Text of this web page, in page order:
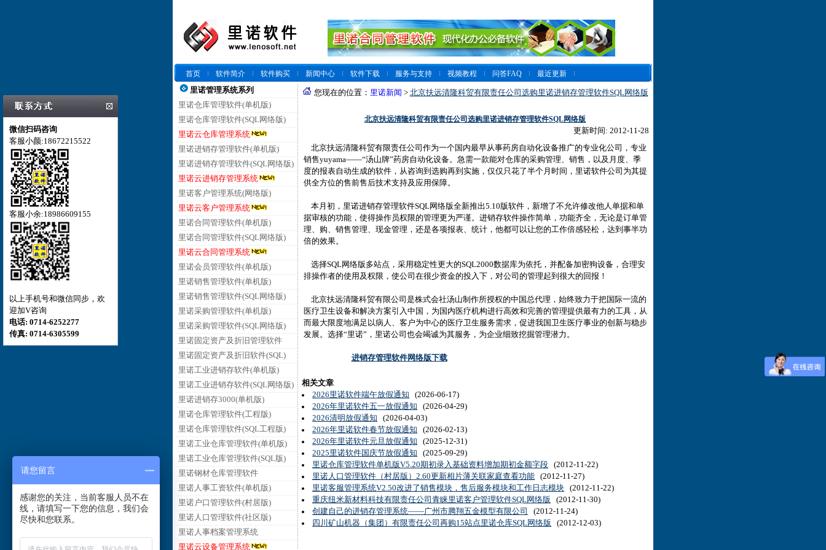
首页 软件简介 软件购买 新闻中心 软件下载 服务与支持 视频教程 问答FAQ
最近更新
里诺管理系统系列
里诺仓库管理软件(单机版)
里诺仓库管理软件(SQL网络版)
里诺云仓库管理系统
里诺进销存管理软件(单机版)
里诺进销存管理软件(SQL网络版)
里诺云进销存管理系统
里诺客户管理系统(网络版)
里诺云客户管理系统
里诺合同管理软件(单机版)
里诺合同管理软件(SQL网络版)
里诺云合同管理系统
里诺会员管理软件(单机版)
里诺销售管理软件(单机版)
里诺销售管理软件(SQL网络版)
里诺采购管理软件(单机版)
里诺采购管理软件(SQL网络版)
里诺固定资产及折旧管理软件
里诺固定资产及折旧软件(SQL)
里诺工业进销存软件(单机版)
里诺工业进销存软件(SQL网络版)
里诺进销存3000(单机版)
里诺仓库管理软件(工程版)
里诺仓库管理软件(SQL工程版)
里诺工业仓库管理软件(单机版)
里诺工业仓库管理软件(SQL版)
里诺钢材仓库管理软件
里诺人事工资软件(单机版)
里诺户口管理软件(村居版)
里诺人口管理软件(社区版)
里诺人事档案管理系统
里诺云设备管理系统
您现在的位置： 里诺新闻 > 北京扶远清隆科贸有限责任公司选购里诺进销存管理软件SQL网络版
北京扶远清隆科贸有限责任公司选购里诺进销存管理软件SQL网络版
更新时间: 2012-11-28
北京扶远清隆科贸有限责任公司作为一个国内最早从事药房自动化设备推广的专业化公司，专业
销售yuyama——“汤山牌”药房自动化设备。急需一款能对仓库的采购管理、销售，以及月度、季
度的报表自动生成的软件，从咨询到选购再到实施，仅仅只花了半个月时间，里诺软件公司为其提
供全方位的售前售后技术支持及应用保障。
本月初，里诺进销存管理软件SQL网络版全新推出5.10版软件，新增了不允许修改他人单据和单
据审核的功能，使得操作员权限的管理更为严谨。进销存软件操作简单，功能齐全，无论是订单管
理、购、销售管理、现金管理，还是各项报表、统计，他都可以让您的工作倍感轻松，达到事半功
倍的效果。
选择SQL网络版多站点，采用稳定性更大的SQL2000数据库为依托，并配备加密狗设备，合理安
排操作者的使用及权限，使公司在很少资金的投入下，对公司的管理起到很大的回报！
北京扶远清隆科贸有限公司是株式会社汤山制作所授权的中国总代理，始终致力于把国际一流的
医疗卫生设备和解决方案引入中国，为国内医疗机构进行高效和完善的管理提供最有力的工具，从
而最大限度地满足以病人、客户为中心的医疗卫生服务需求，促进我国卫生医疗事业的创新与稳步
发展。选择“里诺”，里诺公司也会竭诚为其服务，为企业细致挖掘管理潜力。
进销存管理软件网络版下载
相关文章
2026里诺软件端午放假通知 (2026-06-17)
2026年里诺软件五一放假通知 (2026-04-29)
2026清明放假通知 (2026-04-03)
2026年里诺软件春节放假通知 (2026-02-13)
2026年里诺软件元旦放假通知 (2025-12-31)
2025里诺软件国庆节放假通知 (2025-09-29)
里诺仓库管理软件单机版V5.20期初录入基础资料增加期初金额字段 (2012-11-22)
里诺人口管理软件（村居版）2.60更新相片薄关联家庭查看功能 (2012-11-27)
里诺客服管理系统V2.50改进了销售模块，售后服务模块和工作日志模块 (2012-11-22)
重庆纽米新材料科技有限责任公司青睐里诺客户管理软件SQL网络版 (2012-11-30)
创建自己的进销存管理系统——广州市腾翔五金模型有限公司
(2012-11-24)
四川矿山机器（集团）有限责任公司再购15站点里诺仓库SQL网络版 (2012-12-03)
微信扫码咨询
客服小颜:18672215522
客服小余:18986609155
以上手机号和微信同步，欢
迎加V咨询
电话: 0714-6252277
传真: 0714-6305599
请您留言
感谢您的关注，当前客服人员不在
线，请填写一下您的信息，我们会
尽快和您联系。